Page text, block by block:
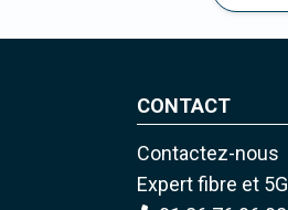
CONTACT
Contactez-nous
Expert fibre et 5G